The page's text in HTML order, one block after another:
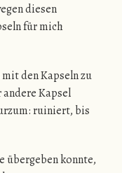
diesen
für mich
den Kapseln zu
Kapsel
ruiniert, bis
übergeben konnte,